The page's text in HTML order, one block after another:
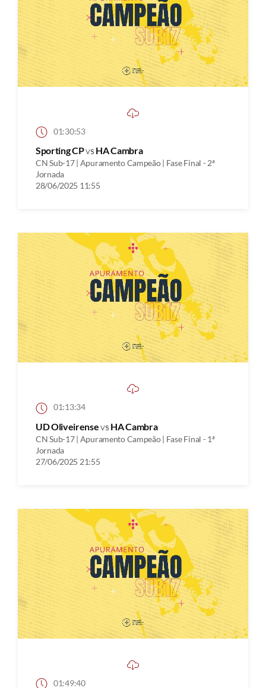
01:30:53
Sporting CPvs HA Cambra
CN Sub-17 | Apuramento Campeão | Fase Final - 2ª
Jornada
28/06/2025 11:55
01:13:34
UD Oliveirensevs HA Cambra
CN Sub-17 | Apuramento Campeão | Fase Final - 1ª
Jornada
27/06/2025 21:55
01:49:40